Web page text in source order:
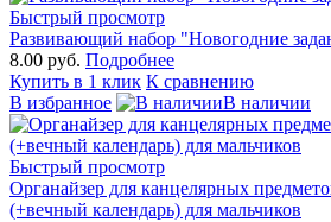
Быстрый просмотр
Развивающий набор "Новогодние
8.00 руб. Подробнее
Купить в 1 клик К сравнению
В избранное
В наличии
Быстрый просмотр
Органайзер для канцелярных
(+вечный календарь) для мальчиков